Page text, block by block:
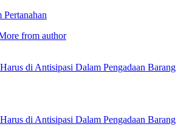
from author
di Antisipasi Dalam Pengadaan Barang
di Antisipasi Dalam Pengadaan Barang